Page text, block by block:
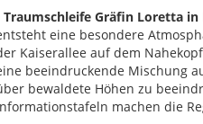
Traumschleife Gräfin Loretta in
eine besondere
Kaiserallee auf dem
beeindruckende Mischung
bewaldete Höhen zu
machen die